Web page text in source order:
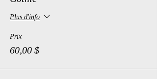
Plus d'info
Prix
60,00 $